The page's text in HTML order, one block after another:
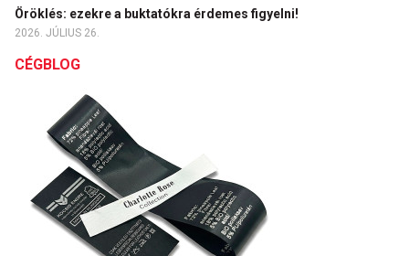
Öröklés: ezekre a buktatókra érdemes figyelni!
2026. JÚLIUS 26.
CÉGBLOG